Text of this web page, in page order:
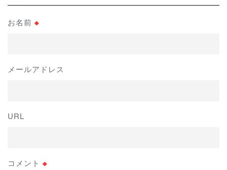
お名前 ※
メールアドレス
URL
コメント ※